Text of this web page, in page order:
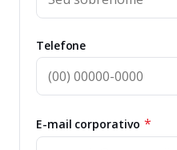
Telefone
E-mail corporativo *